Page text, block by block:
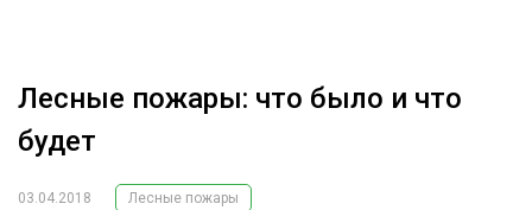
ЛЕСОВОССТАНОВЛЕНИЕ И ЗАЩИТА
ЛОГИСТИКА
ПОДБОРКИ СТАТЕЙ
Лесные пожары: что было и что
будет
03.04.2018 Лесные пожары